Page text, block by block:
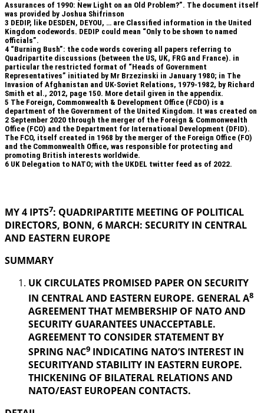
Assurances of 1990: New Light on an Old Problem?”. The document itself
was provided by Joshua Shifrinson
3 DEDIP, like DESDEN, DEYOU, … are Classified information in the United
Kingdom codewords. DEDIP could mean “Only to be shown to named
officials”.
4 “Burning Bush”: the code words covering all papers referring to
Quadripartite discussions (between the US, UK, FRG and France). in
particular the restricted format of “Heads of Government
Representatives” initiated by Mr Brzezinski in January 1980; in The
Invasion of Afghanistan and UK-Soviet Relations, 1979-1982, by Richard
Smith et al., 2012, page 150. More detail given in the appendix.
5 The Foreign, Commonwealth & Development Office (FCDO) is a
department of the Government of the United Kingdom. It was created on
2 September 2020 through the merger of the Foreign & Commonwealth
Office (FCO) and the Department for International Development (DFID).
The FCO, itself created in 1968 by the merger of the Foreign Office (FO)
and the Commonwealth Office, was responsible for protecting and
promoting British interests worldwide.
6 UK Delegation to NATO; with the UKDEL twitter feed as of 2022.
MY 4 IPTS7: QUADRIPARTITE MEETING OF POLITICAL
DIRECTORS, BONN, 6 MARCH: SECURITY IN CENTRAL
AND EASTERN EUROPE
SUMMARY
UK CIRCULATES PROMISED PAPER ON SECURITY
IN CENTRAL AND EASTERN EUROPE. GENERAL A8
AGREEMENT THAT MEMBERSHIP OF NATO AND
SECURITY GUARANTEES UNACCEPTABLE.
AGREEMENT TO CONSIDER STATEMENT BY
SPRING NAC9 INDICATING NATO’S INTEREST IN
SECURITYAND STABILITY IN EASTERN EUROPE.
THICKENING OF BILATERAL RELATIONS AND
NATO/EAST EUROPEAN CONTACTS.